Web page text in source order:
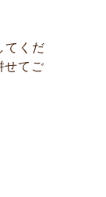
てくだ
せてご